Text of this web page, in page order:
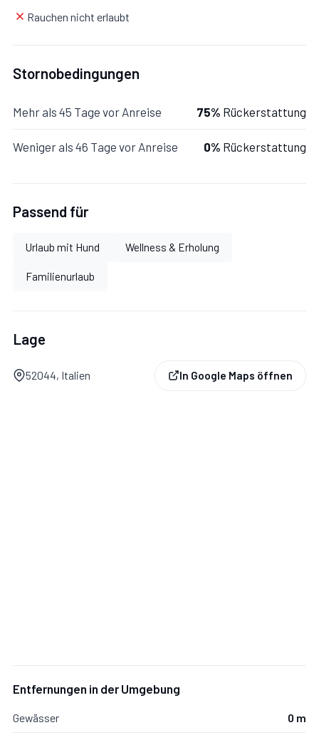
Rauchen nicht erlaubt
Stornobedingungen
Mehr als 45 Tage vor Anreise 75% Rückerstattung
Weniger als 46 Tage vor Anreise 0% Rückerstattung
Passend für
Urlaub mit Hund Wellness & Erholung
Familienurlaub
Lage
52044, Italien In Google Maps öffnen
Entfernungen in der Umgebung
Gewässer 0 m